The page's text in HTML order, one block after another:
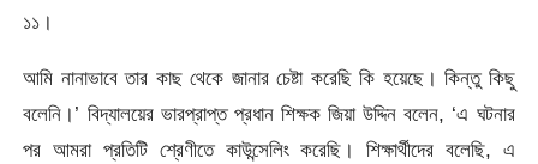
১১।
আমি নানাভাবে তার কাছ থেকে জানার চেষ্টা করেছি কি হয়েছে। কিন্তু কিছু
বলেনি।’ বিদ্যালয়ের ভারপ্রাপ্ত প্রধান শিক্ষক জিয়া উদ্দিন বলেন, ‘এ ঘটনার
পর আমরা প্রতিটি শ্রেণীতে কাউন্সেলিং করেছি। শিক্ষার্থীদের বলেছি, এ